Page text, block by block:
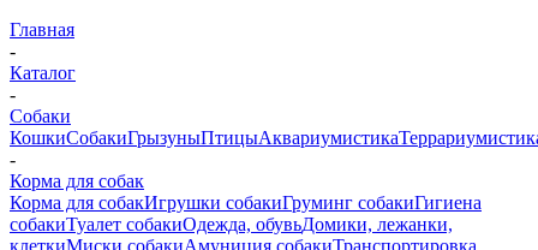
Главная
-
Каталог
-
Собаки
КошкиСобакиГрызуныПтицыАквариумистика
-
Корма для собак
Корма для собакИгрушки собакиГруминг собакиГигиена
собакиТуалет собакиОдежда, обувьДомики, лежанки,
клеткиМиски собакиАмуниция собакиТранспортировка